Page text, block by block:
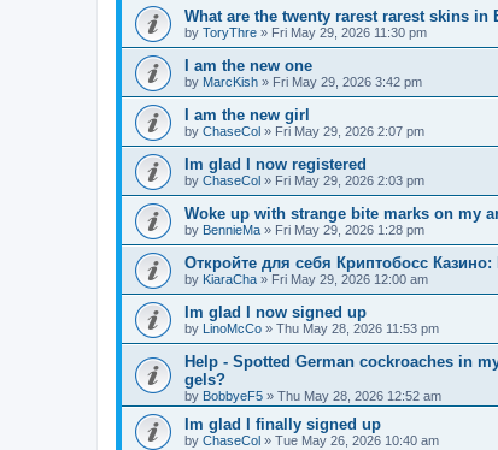
What are the twenty rarest rarest skins in
by ToryThre » Fri May 29, 2026 11:30 pm
I am the new one
by MarcKish » Fri May 29, 2026 3:42 pm
I am the new girl
by ChaseCol » Fri May 29, 2026 2:07 pm
Im glad I now registered
by ChaseCol » Fri May 29, 2026 2:03 pm
Woke up with strange bite marks on my
by BennieMa » Fri May 29, 2026 1:28 pm
Откройте для себя Криптобосс
by KiaraCha » Fri May 29, 2026 12:00 am
Im glad I now signed up
by LinoMcCo » Thu May 28, 2026 11:53 pm
Help - Spotted German cockroaches in
gels?
by BobbyeF5 » Thu May 28, 2026 12:52 am
Im glad I finally signed up
by ChaseCol » Tue May 26, 2026 10:40 am